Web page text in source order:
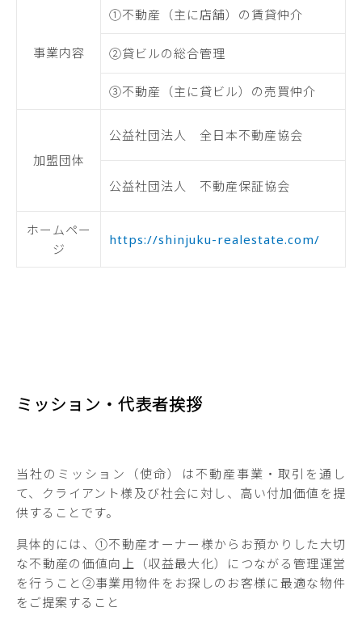
事業内容
①不動産（主に店舗）の賃貸仲介
②貸ビルの総合管理
③不動産（主に貸ビル）の売買仲介
加盟団体
公益社団法人 全日本不動産協会
公益社団法人 不動産保証協会
ホームペー
ジ
https://shinjuku-realestate.com/
ミッション・代表者挨拶
当社のミッション（使命）は不動産事業・取引を通し
て、クライアント様及び社会に対し、高い付加価値を提
供することです。
具体的には、①不動産オーナー様からお預かりした大切
な不動産の価値向上（収益最大化）につながる管理運営
を行うこと②事業用物件をお探しのお客様に最適な物件
をご提案すること